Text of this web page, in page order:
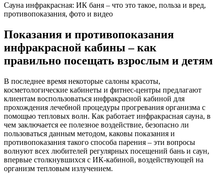
Сауна инфракрасная: ИК баня – что это такое, польза и вред,
противопоказания, фото и видео
Показания и противопоказания
инфракрасной кабины – как
правильно посещать взрослым и детям
В последнее время некоторые салоны красоты,
косметологические кабинеты и фитнес-центры предлагают
клиентам воспользоваться инфракрасной кабиной для
прохождения лечебной процедуры прогревания организма с
помощью тепловых волн. Как работает инфракрасная сауна, в
чем заключается ее полезное воздействие, безопасно ли
пользоваться данным методом, каковы показания и
противопоказания такого способа парения – эти вопросы
волнуют всех любителей регулярных посещений бань и саун,
впервые столкнувшихся с ИК-кабиной, воздействующей на
организм тепловым излучением.